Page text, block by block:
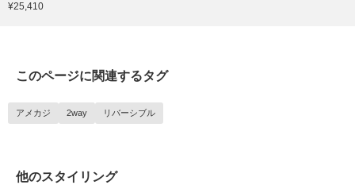
¥25,410
このページに関連するタグ
アメカジ 2way リバーシブル
他のスタイリング